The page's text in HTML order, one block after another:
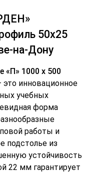
50x25
на-Дону
«П» 1000 x 500
это инновационное
учебных
форма
работы и
подстолье из
устойчивость
22 мм гарантирует